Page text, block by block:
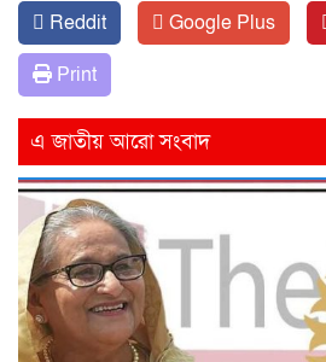
Reddit
Google Plus
Print
এ জাতীয় আরো সংবাদ